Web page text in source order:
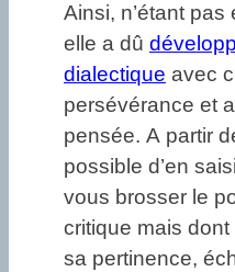
Ainsi, n’étant
elle a dû
dialectique avec
persévérance et
pensée. A partir
possible d’en
vous brosser le
critique mais
sa pertinence,